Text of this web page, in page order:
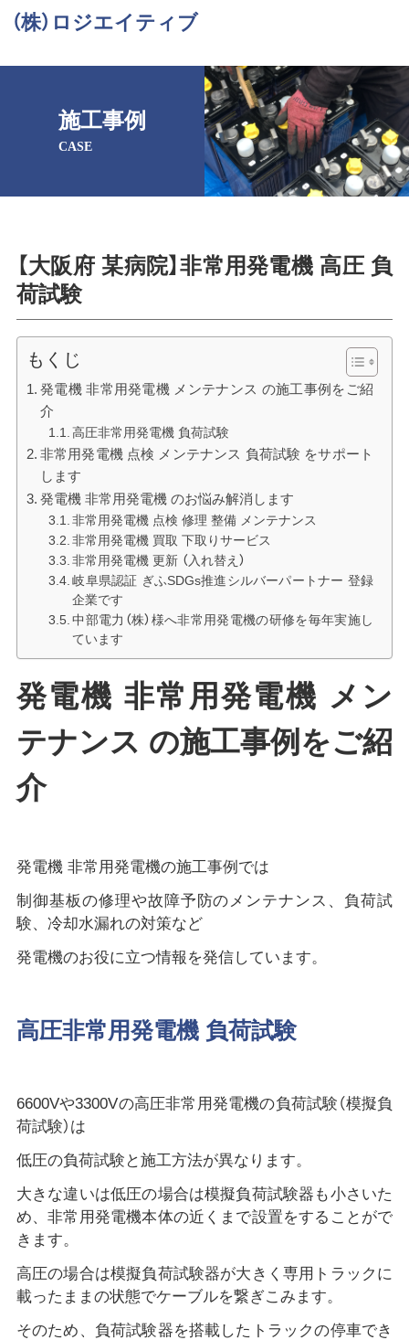
（株）ロジエイティブ
施工事例
CASE
【大阪府 某病院】非常用発電機 高圧 負
荷試験
もくじ
発電機 非常用発電機 メンテナンス の施工事例をご紹
介
高圧非常用発電機 負荷試験
非常用発電機 点検 メンテナンス 負荷試験 をサポート
します
発電機 非常用発電機 のお悩み解消します
非常用発電機 点検 修理 整備 メンテナンス
非常用発電機 買取 下取りサービス
非常用発電機 更新 （入れ替え）
岐阜県認証 ぎふSDGs推進シルバーパートナー 登録
企業です
中部電力（株）様へ非常用発電機の研修を毎年実施し
ています
発電機 非常用発電機 メン
テナンス の施工事例をご紹
介
発電機 非常用発電機の施工事例では
制御基板の修理や故障予防のメンテナンス、負荷試
験、冷却水漏れの対策など
発電機のお役に立つ情報を発信しています。
高圧非常用発電機 負荷試験
6600Vや3300Vの高圧非常用発電機の負荷試験（模擬負
荷試験）は
低圧の負荷試験と施工方法が異なります。
大きな違いは低圧の場合は模擬負荷試験器も小さいた
め、非常用発電機本体の近くまで設置をすることがで
きます。
高圧の場合は模擬負荷試験器が大きく専用トラックに
載ったままの状態でケーブルを繋ぎこみます。
そのため、負荷試験器を搭載したトラックの停車でき